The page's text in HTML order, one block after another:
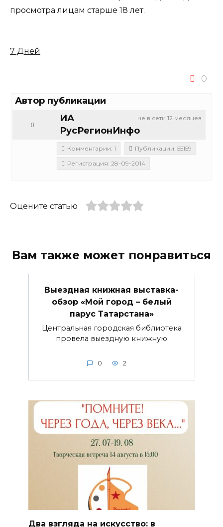
просмотра лицам старше 18 лет.
7 Дней
0
Автор публикации
не в сети 12 месяцев
ИА
РусРегионИнфо
0
Комментарии: 1
Публикации: 55159
Регистрация: 28-09-2014
Оцените статью
Вам также может понравиться
Выездная книжная выставка-
обзор «Мой город – белый
парус Татарстана»
Центральная городская библиотека
провела выездную книжную
0 2
Два взгляда на искусство: в